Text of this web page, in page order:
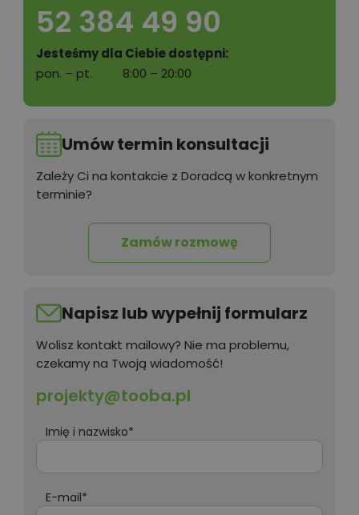
52 384 49 90
Jesteśmy dla Ciebie dostępni:
pon. – pt.
8:00 – 20:00
Umów termin konsultacji
Zależy Ci na kontakcie z Doradcą w konkretnym
terminie?
Zamów rozmowę
Napisz lub wypełnij formularz
Wolisz kontakt mailowy? Nie ma problemu,
czekamy na Twoją wiadomość!
projekty@tooba.pl
Imię i nazwisko*
E-mail*